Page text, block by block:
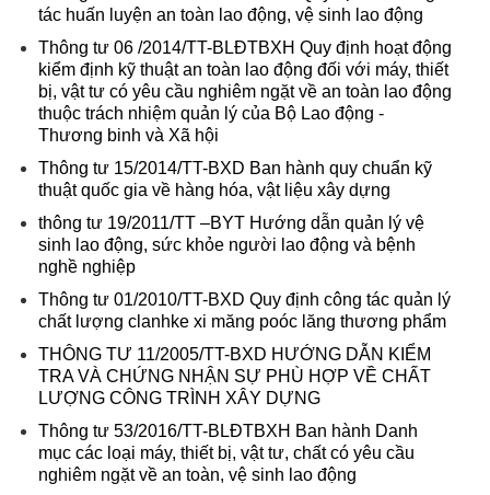
tác huấn luyện an toàn lao động, vệ sinh lao động
Thông tư 06 /2014/TT-BLĐTBXH Quy định hoạt động
kiểm định kỹ thuật an toàn lao động đối với máy, thiết
bị, vật tư có yêu cầu nghiêm ngặt về an toàn lao động
thuộc trách nhiệm quản lý của Bộ Lao động -
Thương binh và Xã hội
Thông tư 15/2014/TT-BXD Ban hành quy chuẩn kỹ
thuật quốc gia về hàng hóa, vật liệu xây dựng
thông tư 19/2011/TT –BYT Hướng dẫn quản lý vệ
sinh lao động, sức khỏe người lao động và bệnh
nghề nghiệp
Thông tư 01/2010/TT-BXD Quy định công tác quản lý
chất lượng clanhke xi măng poóc lăng thương phẩm
THÔNG TƯ 11/2005/TT-BXD HƯỚNG DẪN KIỂM
TRA VÀ CHỨNG NHẬN SỰ PHÙ HỢP VỀ CHẤT
LƯỢNG CÔNG TRÌNH XÂY DỰNG
Thông tư 53/2016/TT-BLĐTBXH Ban hành Danh
mục các loại máy, thiết bị, vật tư, chất có yêu cầu
nghiêm ngặt về an toàn, vệ sinh lao động